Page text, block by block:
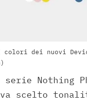
colori dei nuovi
Nothing
scelto